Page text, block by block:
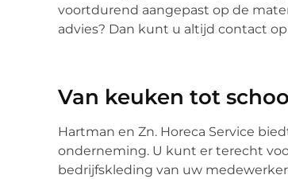
voortdurend aangepast op de
advies? Dan kunt u altijd contact
Van keuken tot
Hartman en Zn. Horeca Service
onderneming. U kunt er terecht
bedrijfskleding van uw